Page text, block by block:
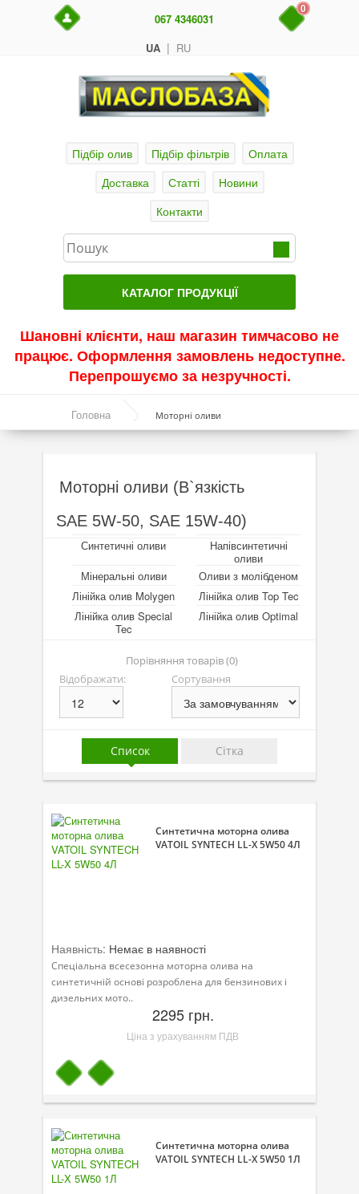
UA | RU
067 4346031
0
Підбір олив Підбір фільтрів
Оплата
Доставка
Статті
Новини
Контакти
КАТАЛОГ ПРОДУКЦІЇ
Актуальні продукти
Акції
Моторні оливи
Напівсинтетичні оливи
Мінеральні оливи
Оливи з молібденом
Лінійка олив Molygen
Лінійка олив Top Tec
Лінійка олив Special Tec
Лінійка олив Optimal
Присадки
Присадки до систем охолодження
Автокосметика
Трансмісійні оливи
Догляд за кондиціонером
Клеї і герметики
Спеціальні програми
Велосипедна програма
Моторна олива для мотоцикла
Оливи для зброї
Шановні клієнти, наш магазин тимчасово не
працює. Оформлення замовлень недоступне.
Перепрошуємо за незручності.
Головна Моторні оливи
Моторні оливи (В`язкість
SAE 5W-50, SAE 15W-40)
Синтетичні оливи
Напівсинтетичні
оливи
Мінеральні оливи
Оливи з молібденом
Лінійка олив Molygen
Лінійка олив Top Tec
Лінійка олив Special
Tec
Лінійка олив Optimal
Порівняння товарів (0)
Відображати:
Сортування
Список Сітка
Синтетична моторна олива
VATOIL SYNTECH LL-X 5W50 4Л
Наявність: Немає в наявності
Спеціальна всесезонна моторна олива на
синтетичній основі розроблена для бензинових і
дизельних мото..
2295 грн.
Ціна з урахуванням ПДВ
Синтетична моторна олива
VATOIL SYNTECH LL-X 5W50 1Л